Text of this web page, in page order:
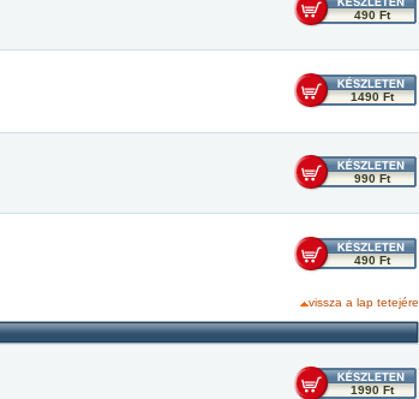
490 Ft
1490 Ft
990 Ft
490 Ft
vissza a lap tetejére
1990 Ft